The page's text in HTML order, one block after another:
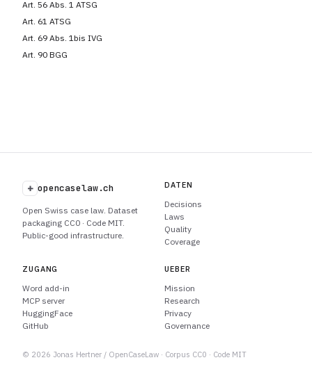
Art. 56 Abs. 1 ATSG
Art. 61 ATSG
Art. 69 Abs. 1bis IVG
Art. 90 BGG
+ opencaselaw.ch
Open Swiss case law. Dataset
packaging CC0 · Code MIT.
Public-good infrastructure.
DATEN
Decisions
Laws
Quality
Coverage
ZUGANG
Word add-in
MCP server
HuggingFace
GitHub
UEBER
Mission
Research
Privacy
Governance
© 2026 Jonas Hertner / OpenCaseLaw · Corpus CC0 · Code MIT